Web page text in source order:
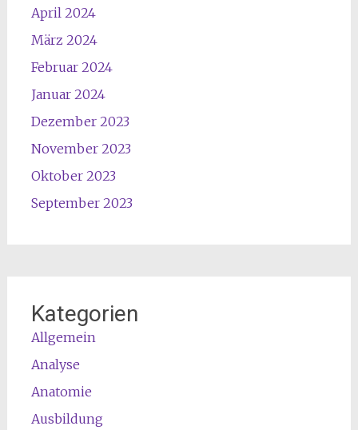
April 2024
März 2024
Februar 2024
Januar 2024
Dezember 2023
November 2023
Oktober 2023
September 2023
Kategorien
Allgemein
Analyse
Anatomie
Ausbildung